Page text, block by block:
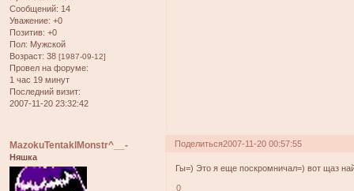
Сообщений: 14
Уважение: +0
Позитив: +0
Пол: Мужской
Возраст: 38 [1987-09-12]
Провел на форуме:
1 час 19 минут
Последний визит:
2007-11-20 23:32:42
Поделиться2007-11-20 00:57:55
MazokuTentaklMonstr^__-
Няшка
Гы=) Это я еще поскромничал=) вот щаз
0